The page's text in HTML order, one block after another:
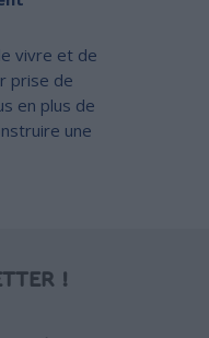
vivre et de
prise de
en plus de
une
!